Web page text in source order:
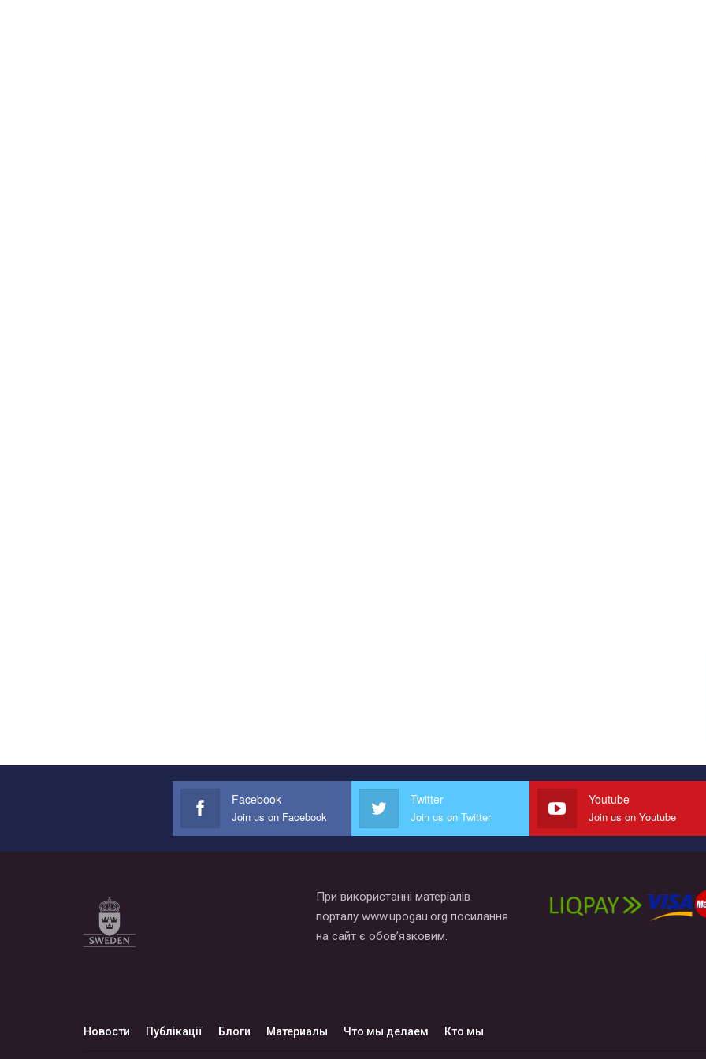
Facebook
Join us on Facebook
Twitter
Join us on Twitter
Youtube
Join us on Youtube
При використанні матеріалів
порталу www.upogau.org посилання
на сайт є обов’язковим.
Новости Публікації Блоги Материалы Что мы делаем Кто мы